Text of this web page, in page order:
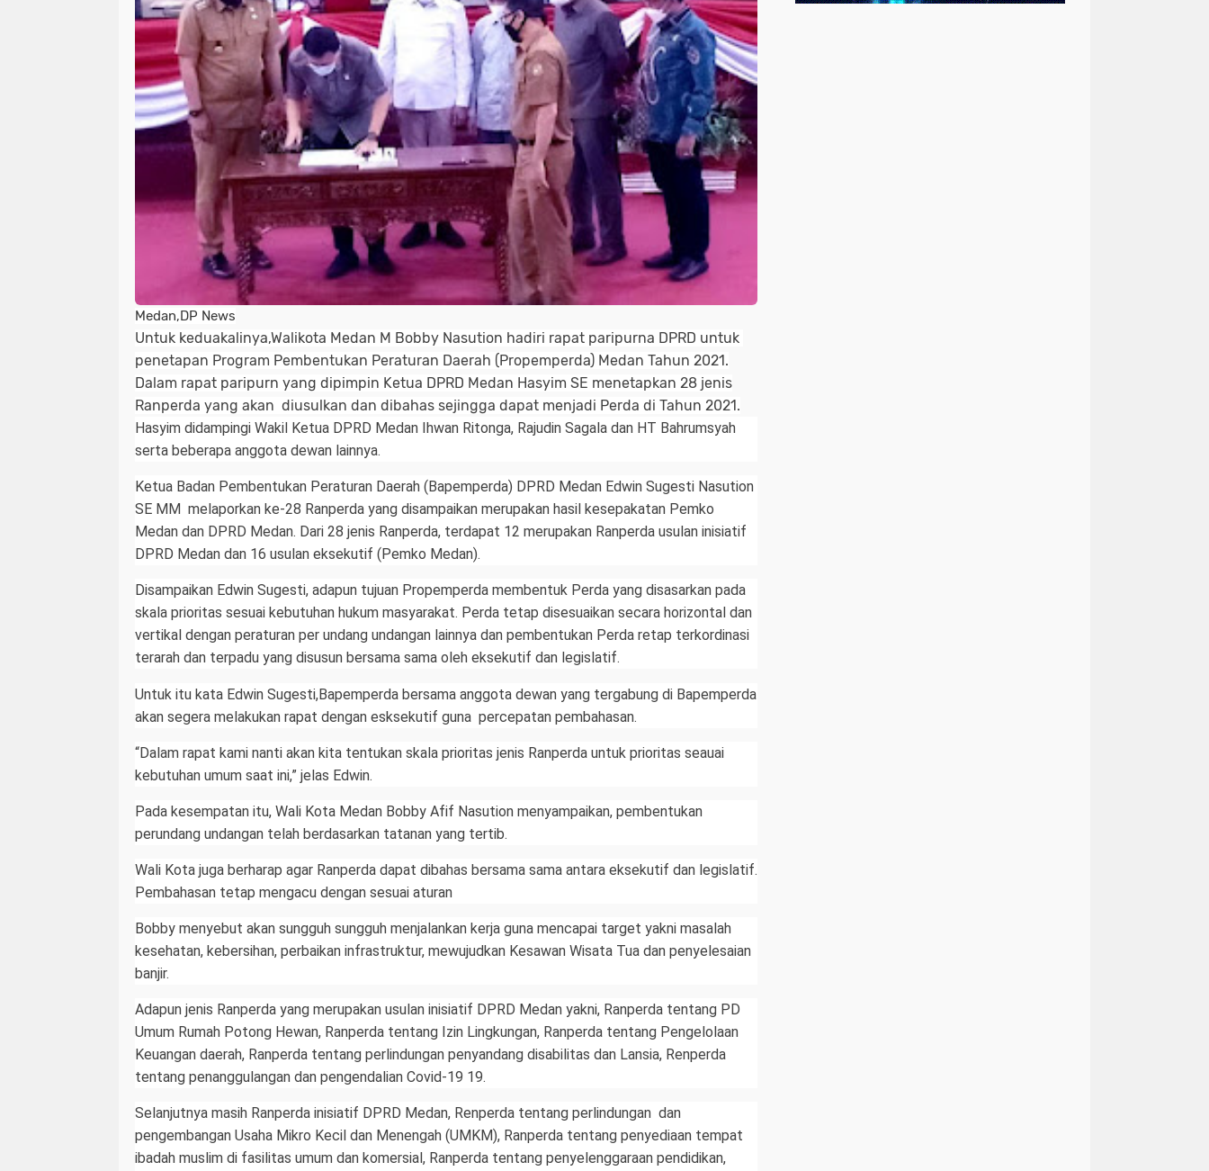
Medan,DP News
Untuk keduakalinya,Walikota Medan M Bobby Nasution hadiri rapat paripurna DPRD untuk
penetapan Program Pembentukan Peraturan Daerah (Propemperda) Medan Tahun 2021.
Dalam rapat paripurn yang dipimpin Ketua DPRD Medan Hasyim SE menetapkan 28 jenis
Ranperda yang akan diusulkan dan dibahas sejingga dapat menjadi Perda di Tahun 2021.
Hasyim didampingi Wakil Ketua DPRD Medan Ihwan Ritonga, Rajudin Sagala dan HT Bahrumsyah
serta beberapa anggota dewan lainnya.
Ketua Badan Pembentukan Peraturan Daerah (Bapemperda) DPRD Medan Edwin Sugesti Nasution
SE MM melaporkan ke-28 Ranperda yang disampaikan merupakan hasil kesepakatan Pemko
Medan dan DPRD Medan. Dari 28 jenis Ranperda, terdapat 12 merupakan Ranperda usulan inisiatif
DPRD Medan dan 16 usulan eksekutif (Pemko Medan).
Disampaikan Edwin Sugesti, adapun tujuan Propemperda membentuk Perda yang disasarkan pada
skala prioritas sesuai kebutuhan hukum masyarakat. Perda tetap disesuaikan secara horizontal dan
vertikal dengan peraturan per undang undangan lainnya dan pembentukan Perda retap terkordinasi
terarah dan terpadu yang disusun bersama sama oleh eksekutif dan legislatif.
Untuk itu kata Edwin Sugesti,Bapemperda bersama anggota dewan yang tergabung di Bapemperda
akan segera melakukan rapat dengan esksekutif guna percepatan pembahasan.
“Dalam rapat kami nanti akan kita tentukan skala prioritas jenis Ranperda untuk prioritas seauai
kebutuhan umum saat ini,” jelas Edwin.
Pada kesempatan itu, Wali Kota Medan Bobby Afif Nasution menyampaikan, pembentukan
perundang undangan telah berdasarkan tatanan yang tertib.
Wali Kota juga berharap agar Ranperda dapat dibahas bersama sama antara eksekutif dan legislatif.
Pembahasan tetap mengacu dengan sesuai aturan
Bobby menyebut akan sungguh sungguh menjalankan kerja guna mencapai target yakni masalah
kesehatan, kebersihan, perbaikan infrastruktur, mewujudkan Kesawan Wisata Tua dan penyelesaian
banjir.
Adapun jenis Ranperda yang merupakan usulan inisiatif DPRD Medan yakni, Ranperda tentang PD
Umum Rumah Potong Hewan, Ranperda tentang Izin Lingkungan, Ranperda tentang Pengelolaan
Keuangan daerah, Ranperda tentang perlindungan penyandang disabilitas dan Lansia, Renperda
tentang penanggulangan dan pengendalian Covid-19 19.
Selanjutnya masih Ranperda inisiatif DPRD Medan, Renperda tentang perlindungan dan
pengembangan Usaha Mikro Kecil dan Menengah (UMKM), Ranperda tentang penyediaan tempat
ibadah muslim di fasilitas umum dan komersial, Ranperda tentang penyelenggaraan pendidikan,